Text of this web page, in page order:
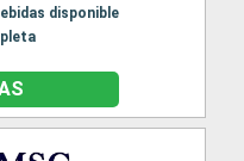
disponible